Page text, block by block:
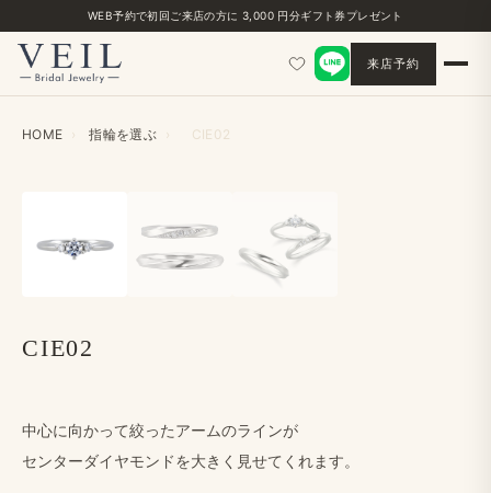
WEB予約で​初回ご来店の​方に​ 3,000 円分ギフト券プレゼント
来店予約
HOME › 指輪を​選ぶ › CIE02
CIE02
中心に​向かって​絞った​アームの​ラインが
センターダイヤモンドを​大きく​見せてくれます。